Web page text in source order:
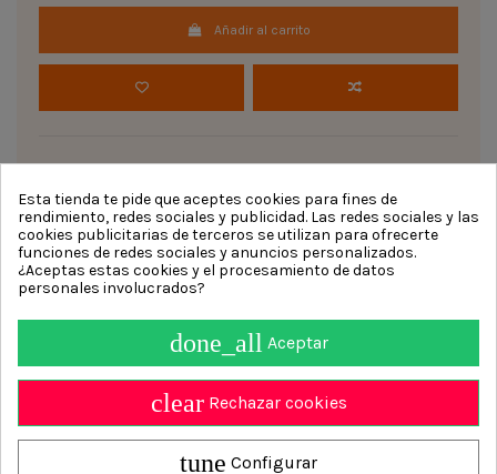
Añadir al carrito
Disco-polea eje octogonal 60 mm persiana enrollable
aluminio
Esta tienda te pide que aceptes cookies para fines de
rendimiento, redes sociales y publicidad. Las redes sociales y las
cookies publicitarias de terceros se utilizan para ofrecerte
funciones de redes sociales y anuncios personalizados.
¿Aceptas estas cookies y el procesamiento de datos
personales involucrados?
done_all Aceptar
clear Rechazar cookies
tune Configurar